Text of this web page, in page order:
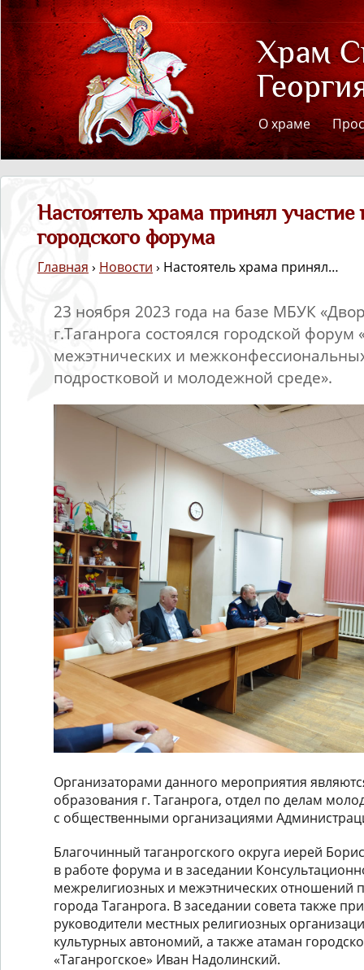
О храме
Настоятель храма принял участие
городского форума
Главная › Новости › Настоятель храма принял…
23 ноября 2023 года на базе МБУК
г.Таганрога состоялся городской
межэтнических и
подростковой и молодежной среде».
Организаторами данного мероприятия
образования г. Таганрога, отдел по делам
с общественными организациями
Благочинный таганрогского округа иерей
в работе форума и в заседании
межрелигиозных и межэтнических отношений
города Таганрога. В заседании совета также
руководители местных религиозных
культурных автономий, а также атаман
«Таганрогское» Иван Надолинский.